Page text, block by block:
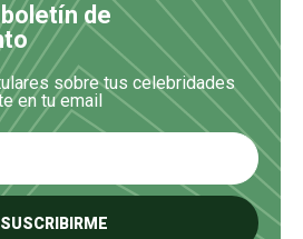
de
sobre tus celebridades
en tu email
SUSCRIBIRME